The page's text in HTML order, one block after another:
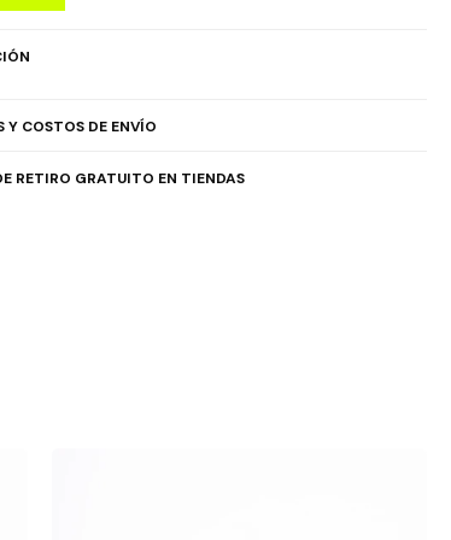
Y COSTOS DE ENVÍO
RETIRO GRATUITO EN TIENDAS